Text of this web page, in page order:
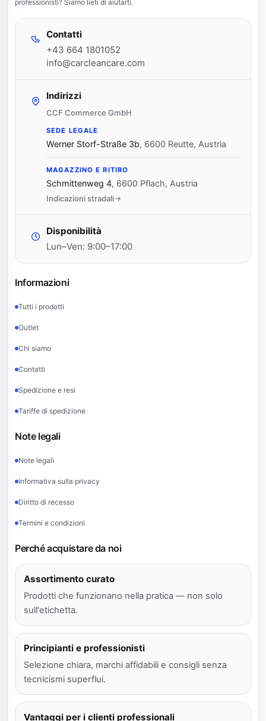
professionisti? Siamo lieti di aiutarti.
Contatti
+43 664 1801052
info@carcleancare.com
Indirizzi
CCF Commerce GmbH
SEDE LEGALE
Werner Storf-Straße 3b, 6600 Reutte, Austria
MAGAZZINO E RITIRO
Schmittenweg 4, 6600 Pflach, Austria
Indicazioni stradali
Disponibilità
Lun–Ven: 9:00–17:00
Informazioni
Tutti i prodotti
Outlet
Chi siamo
Contatti
Spedizione e resi
Tariffe di spedizione
Note legali
Note legali
Informativa sulla privacy
Diritto di recesso
Termini e condizioni
Perché acquistare da noi
Assortimento curato
Prodotti che funzionano nella pratica — non solo
sull'etichetta.
Principianti e professionisti
Selezione chiara, marchi affidabili e consigli senza
tecnicismi superflui.
Vantaggi per i clienti professionali